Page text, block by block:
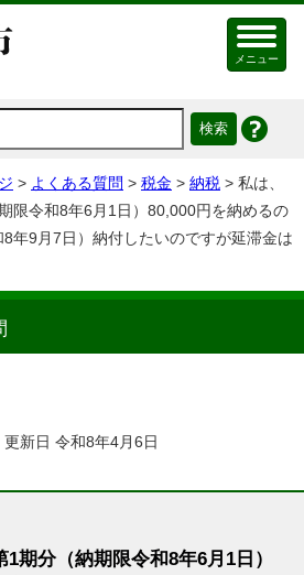
メニュー
> よくある質問 > 税金 > 納税 > 私は、
限令和8年6月1日）80,000円を納めるの
年9月7日）納付したいのですが延滞金は
新日 令和8年4月6日
期分（納期限令和8年6月1日）